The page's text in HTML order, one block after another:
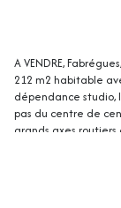
A VENDRE,
212 m2 habitable
dépendance studio,
pas du centre de
grands axes routiers
d'une impasse au
la nature et du